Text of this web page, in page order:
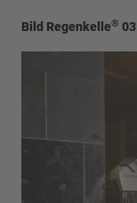
Bild Regenkelle® 03